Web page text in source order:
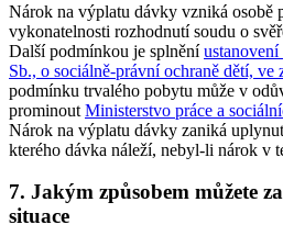
Nárok na výplatu dávky vzniká osobě
vykonatelnosti rozhodnutí soudu o
Další podmínkou je splnění
Sb., o sociálně-právní ochraně dětí, ve
podmínku trvalého pobytu může v
prominout Ministerstvo práce a
Nárok na výplatu dávky zaniká
kterého dávka náleží, nebyl-li nárok v
7. Jakým způsobem můžete
situace